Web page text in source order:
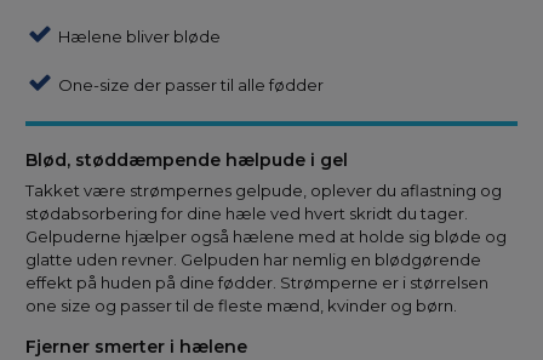
Hælene bliver bløde
One-size der passer til alle fødder
Blød, støddæmpende hælpude i gel
Takket være strømpernes gelpude, oplever du aflastning og
stødabsorbering for dine hæle ved hvert skridt du tager.
Gelpuderne hjælper også hælene med at holde sig bløde og
glatte uden revner. Gelpuden har nemlig en blødgørende
effekt på huden på dine fødder. Strømperne er i størrelsen
one size og passer til de fleste mænd, kvinder og børn.
Fjerner smerter i hælene